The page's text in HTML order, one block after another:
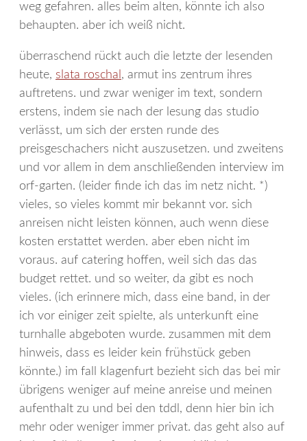
weg gefahren. alles beim alten, könnte ich also
behaupten. aber ich weiß nicht.
überraschend rückt auch die letzte der lesenden
heute, slata roschal , armut ins zentrum ihres
auftretens. und zwar weniger im text, sondern
erstens, indem sie nach der lesung das studio
verlässt, um sich der ersten runde des
preisgeschachers nicht auszusetzen. und zweitens
und vor allem in dem anschließenden interview im
orf-garten. (leider finde ich das im netz nicht. *)
vieles, so vieles kommt mir bekannt vor. sich
anreisen nicht leisten können, auch wenn diese
kosten erstattet werden. aber eben nicht im
voraus. auf catering hoffen, weil sich das das
budget rettet. und so weiter, da gibt es noch
vieles. (ich erinnere mich, dass eine band, in der
ich vor einiger zeit spielte, als unterkunft eine
turnhalle abgeboten wurde. zusammen mit dem
hinweis, dass es leider kein frühstück geben
könnte.) im fall klagenfurt bezieht sich das bei mir
übrigens weniger auf meine anreise und meinen
aufenthalt zu und bei den tddl, denn hier bin ich
mehr oder weniger immer privat. das geht also auf